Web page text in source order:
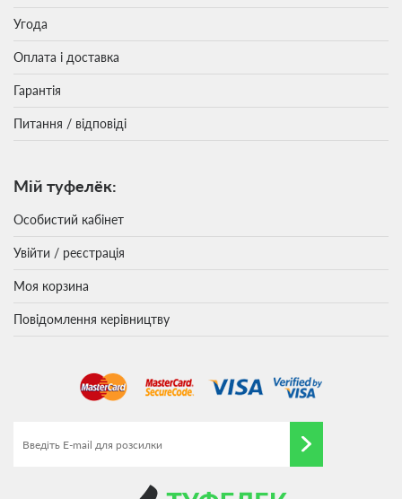
Угода
Оплата і доставка
Гарантія
Питання / відповіді
Мій туфелёк:
Особистий кабінет
Увійти / реєстрація
Моя корзина
Повідомлення керівництву